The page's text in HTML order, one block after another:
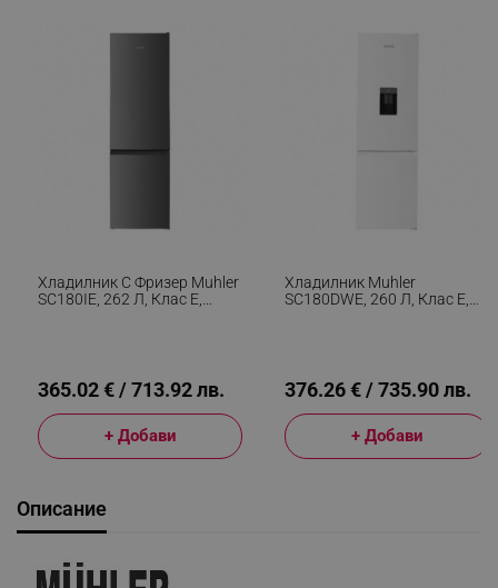
Хладилник С Фризер Muhler
SC180IE, 262 Л, Клас Е,
365.02 € / 713.92 лв.
+ Добави
Хладилник Muhler
SC180DWE, 260 Л, Клас Е,
376.26 € / 735.90 лв.
+ Добави
Описание